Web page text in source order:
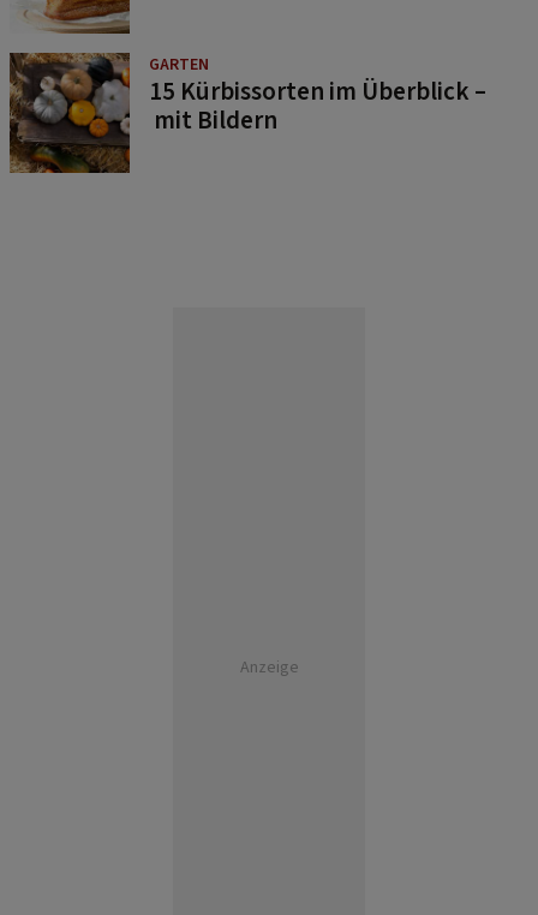
GARTEN
15 Kürbissorten im Überblick –
mit Bildern
Anzeige